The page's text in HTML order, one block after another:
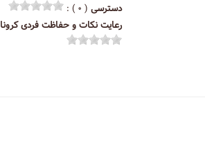
دسترسی ( ۰ ) :
رعایت نکات و حفاظت فردی کرونا